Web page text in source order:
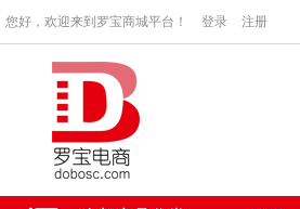
您好，欢迎来到罗宝商城平台！ 登录 注册